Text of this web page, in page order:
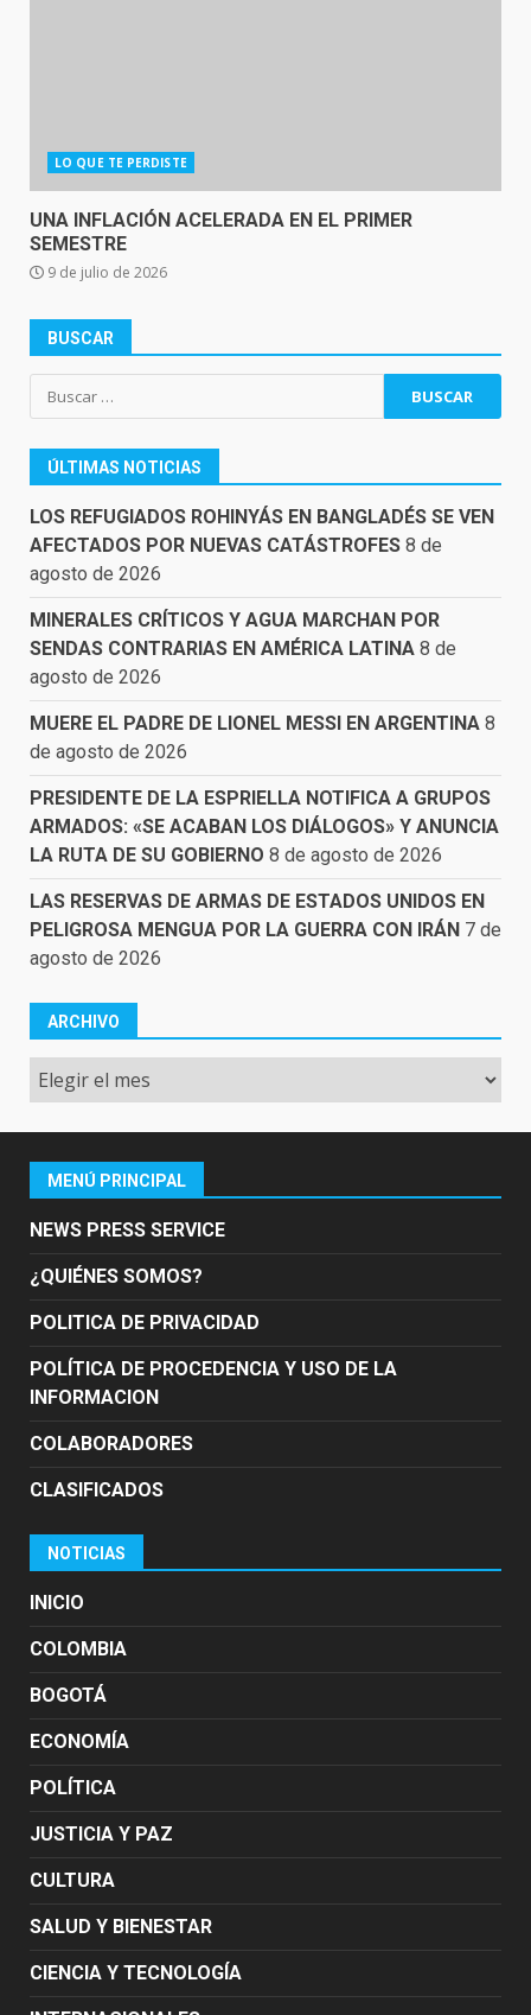
LO QUE TE PERDISTE
UNA INFLACIÓN ACELERADA EN EL PRIMER
SEMESTRE
9 de julio de 2026
BUSCAR
Buscar:
ÚLTIMAS NOTICIAS
LOS REFUGIADOS ROHINYÁS EN BANGLADÉS SE VEN
AFECTADOS POR NUEVAS CATÁSTROFES 8 de
agosto de 2026
MINERALES CRÍTICOS Y AGUA MARCHAN POR
SENDAS CONTRARIAS EN AMÉRICA LATINA 8 de
agosto de 2026
MUERE EL PADRE DE LIONEL MESSI EN ARGENTINA 8
de agosto de 2026
PRESIDENTE DE LA ESPRIELLA NOTIFICA A GRUPOS
ARMADOS: «SE ACABAN LOS DIÁLOGOS» Y ANUNCIA
LA RUTA DE SU GOBIERNO 8 de agosto de 2026
LAS RESERVAS DE ARMAS DE ESTADOS UNIDOS EN
PELIGROSA MENGUA POR LA GUERRA CON IRÁN 7 de
agosto de 2026
ARCHIVO
Archivo
MENÚ PRINCIPAL
NEWS PRESS SERVICE
¿QUIÉNES SOMOS?
POLITICA DE PRIVACIDAD
POLÍTICA DE PROCEDENCIA Y USO DE LA
INFORMACION
COLABORADORES
CLASIFICADOS
NOTICIAS
INICIO
COLOMBIA
BOGOTÁ
ECONOMÍA
POLÍTICA
JUSTICIA Y PAZ
CULTURA
SALUD Y BIENESTAR
CIENCIA Y TECNOLOGÍA